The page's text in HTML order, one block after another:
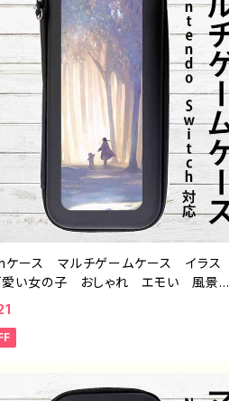
ケース マルチゲームケース イラス
い女の子 おしゃれ エモい 風景
しい 景色 くま スイッチケース
個性的 おすすめ 人気 イラストレ
クリエイター 絵師 オリジナル デ